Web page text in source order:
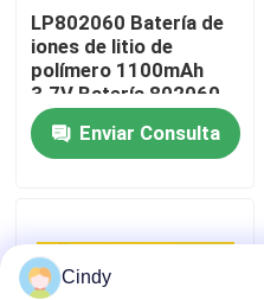
Viaje de la fábrica
Control de calidad
Éntrenos en contacto con
Noticias
LP802060 Batería de
iones de litio de
polímero 1100mAh
3.7V Batería 802060
célula de iones de litio
Enviar Consulta
Cindy